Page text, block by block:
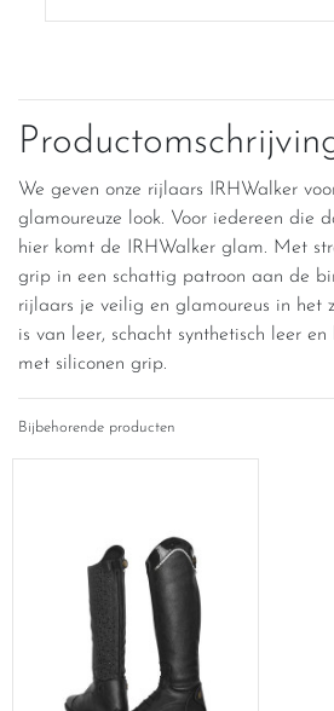
We geven onze rijlaars IRHWalker
glamoureuze look. Voor iedereen die
hier komt de IRHWalker glam. Met
grip in een schattig patroon aan de
rijlaars je veilig en glamoureus in het
is van leer, schacht synthetisch leer
met siliconen grip.
Bijbehorende producten